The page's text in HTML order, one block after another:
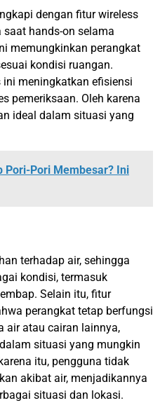
dengan fitur wireless
hands-on selama
memungkinkan perangkat
kondisi ruangan.
meningkatkan efisiensi
pemeriksaan. Oleh karena
ideal dalam situasi yang
Pori-Pori Membesar? Ini
terhadap air, sehingga
kondisi, termasuk
Selain itu, fitur
perangkat tetap berfungsi
air atau cairan lainnya,
situasi yang mungkin
itu, pengguna tidak
akibat air, menjadikannya
situasi dan lokasi.